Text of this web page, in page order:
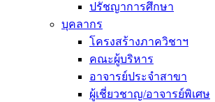
ปรัชญาการศึกษา
บุคลากร
โครงสร้างภาควิชาฯ
คณะผู้บริหาร
อาจารย์ประจำสาขา
ผู้เชี่ยวชาญ/อาจารย์พิเศษ